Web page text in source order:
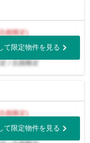
て限定物件を見る
て限定物件を見る